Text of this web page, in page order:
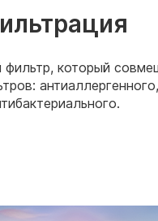
фильтр, который